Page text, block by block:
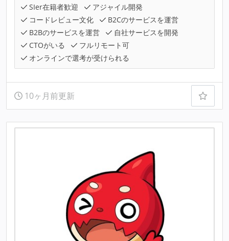
SIer在籍者歓迎
アジャイル開発
コードレビュー文化
B2Cのサービスを運営
B2Bのサービスを運営
自社サービスを開発
CTOがいる
フルリモート可
オンラインで選考が受けられる
10ヶ月前更新